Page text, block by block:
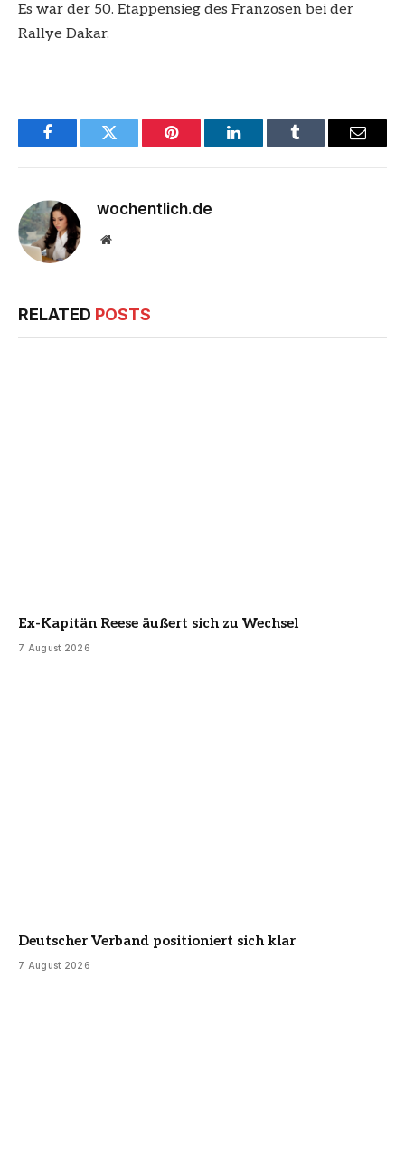
Es war der 50. Etappensieg des Franzosen bei der
Rallye Dakar.
FacebookTwitter Pinterest LinkedInTumblr Email
wochentlich.de
Website
RELATED POSTS
Ex-Kapitän Reese äußert sich zu Wechsel
7 August 2026
Deutscher Verband positioniert sich klar
7 August 2026